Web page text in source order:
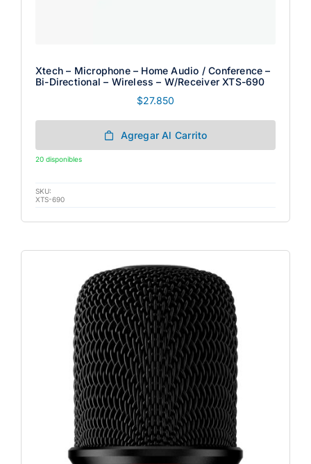
Xtech – Microphone – Home Audio / Conference –
Bi-Directional – Wireless – W/receiver XTS-690
$27.850
Agregar Al Carrito
20 disponibles
SKU:
XTS-690